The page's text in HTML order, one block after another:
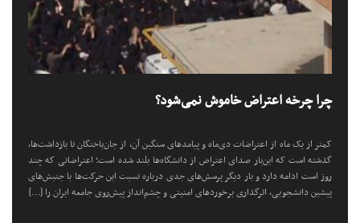
چرا چرخه اعتراض خاموش نمی‌شود؟
کمتر از یک ماه از اعتراضات دی‌ماه و پیامد‌های سنگین آن، از جان‌باختگان تا بازداشت‌ها،
گذشته است که این‌بار صدای اعتراض از دانشگاه‌ها بلند شده است؛ اعتراضاتی که چند
روز است ادامه دارد و بار دیگر پرسش‌های جدی درباره نسبت این حرکت‌ها با جنبش‌های
پیشین دانشجویی، اثرگذاری برخورد‌های امنیتی و چشم‌انداز پیش‌روی جامعه ایران را […]